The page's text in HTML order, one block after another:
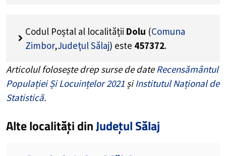
Codul Poștal al localității Dolu (Comuna
Zimbor,Județul Sălaj) este 457372.
Articolul folosește drep surse de dateRecensământul
Populației Și Locuințelor 2021 șiInstitutul Național de
Statistică.
Alte localități dinJudețul Sălaj